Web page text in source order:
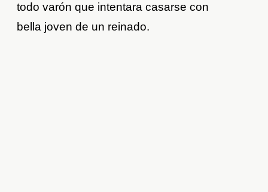
todo varón que intentara casarse con
bella joven de un reinado.